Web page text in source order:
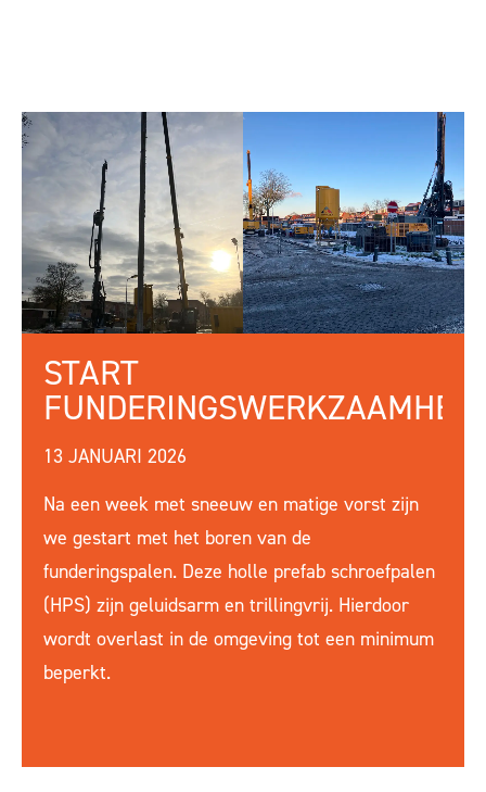
START
13 JANUARI 2026
Na een week met sneeuw en matige vorst zijn
we gestart met het boren van de
funderingspalen. Deze holle prefab schroefpalen
(HPS) zijn geluidsarm en trillingvrij. Hierdoor
wordt overlast in de omgeving tot een minimum
beperkt.